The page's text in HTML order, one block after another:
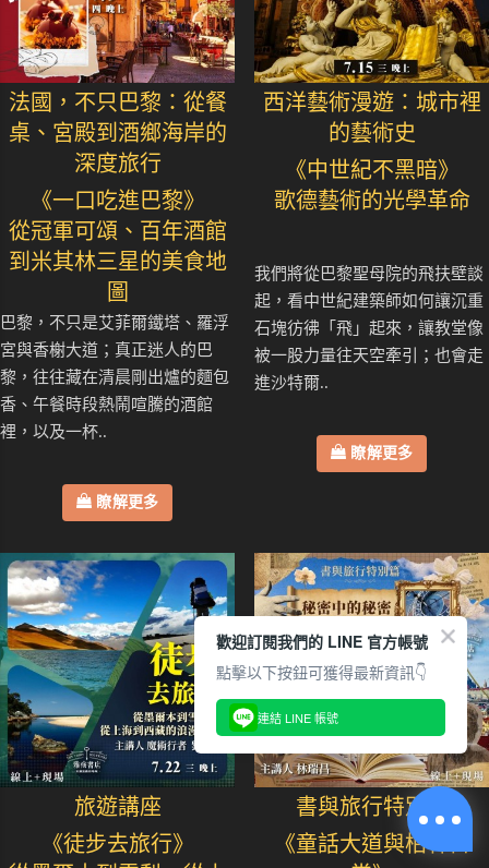
法國，不只巴黎：從餐
桌、宮殿到酒鄉海岸的
深度旅行
《一口吃進巴黎》
從冠軍可頌、百年酒館
到米其林三星的美食地
圖
巴黎，不只是艾菲爾鐵塔、羅浮
宮與香榭大道；真正迷人的巴
黎，往往藏在清晨剛出爐的麵包
香、午餐時段熱鬧喧騰的酒館
裡，以及一杯..
瞭解更多
西洋藝術漫遊：城市裡
的藝術史
《中世紀不黑暗》
歌德藝術的光學革命
我們將從巴黎聖母院的飛扶壁談
起，看中世紀建築師如何讓沉重
石塊彷彿「飛」起來，讓教堂像
被一股力量往天空牽引；也會走
進沙特爾..
瞭解更多
旅遊講座
《徒步去旅行》
書與旅行特別篇
《童話大道與柏林日
歡迎訂閱我們的 LINE 官方帳號
點擊以下按鈕可獲得最新資訊👇
連結 LINE 帳號